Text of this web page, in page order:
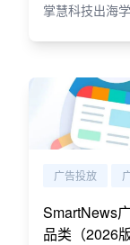
掌慧科技出海
广告投放
SmartNews
品类（2026版